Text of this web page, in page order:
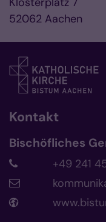
52062 Aachen
Kontakt
Bischöfliches
+49 241